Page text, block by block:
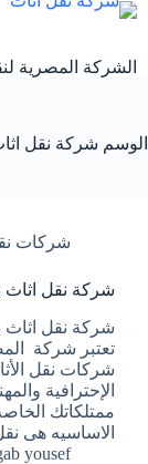
التجاوز
الشركة المصرية
الوسم شركة نقل
شركات
شركة نقل اثاث
تعتبر شركة
شركات نقل
الإحترافية
ممتلكاتك
الاساسيه هى
yousef